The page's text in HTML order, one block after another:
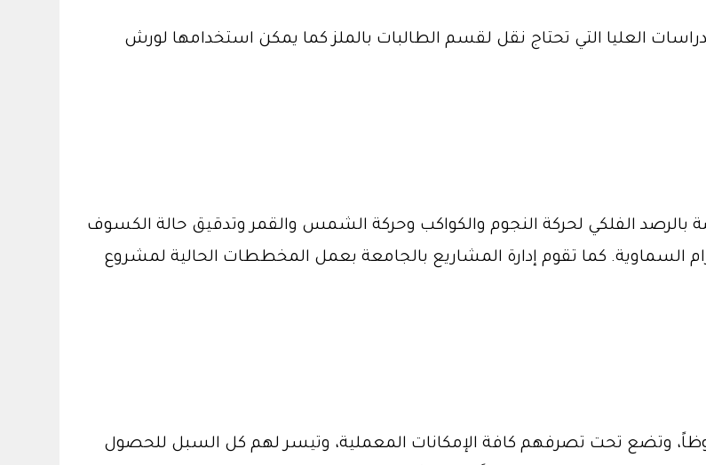
الدراسات العليا التي تحتاج نقل لقسم الطالبات بالملز كما يمكن استخدامها لورش
بالرصد الفلكي لحركة النجوم والكواكب وحركة الشمس والقمر وتدقيق حالة الكسوف
السماوية. كما تقوم إدارة المشاريع بالجامعة بعمل المخططات الحالية لمشروع
وتضع تحت تصرفهم كافة الإمكانات المعملية، وتيسر لهم كل السبل للحصول